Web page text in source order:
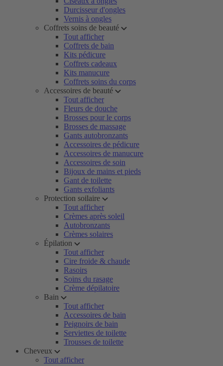
Durcisseur d'ongles
Vernis à ongles
Coffrets soins de beauté
Tout afficher
Coffrets de bain
Kits pédicure
Coffrets cadeaux
Kits manucure
Coffrets soins du corps
Accessoires de beauté
Tout afficher
Fleurs de douche
Brosses pour le corps
Brosses de massage
Gants autobronzants
Accessoires de pédicure
Accessoires de manucure
Accessoires de soin
Bijoux de mains et pieds
Gant de toilette
Gants exfoliants
Protection soilaire
Tout afficher
Crèmes après soleil
Autobronzants
Crèmes solaires
Épilation
Tout afficher
Cire froide & chaude
Rasoirs
Soins du rasage
Crème dépilatoire
Bain
Tout afficher
Accessoires de bain
Peignoirs de bain
Serviettes de toilette
Trousses de toilette
Cheveux
Tout afficher